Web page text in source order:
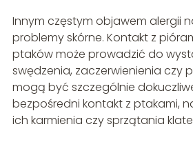
Innym częstym objawem alergii
problemy skórne. Kontakt z
ptaków może prowadzić do
swędzenia, zaczerwienienia czy
mogą być szczególnie
bezpośredni kontakt z ptakami,
ich karmienia czy sprzątania